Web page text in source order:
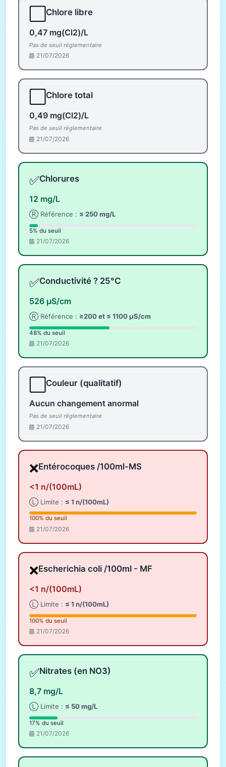
Chlore libre
0,47 mg(Cl2)/L
Pas de seuil réglementaire
21/07/2026
Chlore total
0,49 mg(Cl2)/L
Pas de seuil réglementaire
21/07/2026
✅Chlorures
12 mg/L
Ⓡ Référence : ≤ 250 mg/L
5% du seuil
21/07/2026
✅Conductivité ? 25°C
526 µS/cm
Ⓡ Référence : ≥200 et ≤ 1100 µS/cm
48% du seuil
21/07/2026
Couleur (qualitatif)
Aucun changement anormal
Pas de seuil réglementaire
21/07/2026
❌Entérocoques /100ml-MS
<1 n/(100mL)
Ⓛ Limite : ≤ 1 n/(100mL)
100% du seuil
21/07/2026
❌Escherichia coli /100ml - MF
<1 n/(100mL)
Ⓛ Limite : ≤ 1 n/(100mL)
100% du seuil
21/07/2026
✅Nitrates (en NO3)
8,7 mg/L
Ⓛ Limite : ≤ 50 mg/L
17% du seuil
21/07/2026